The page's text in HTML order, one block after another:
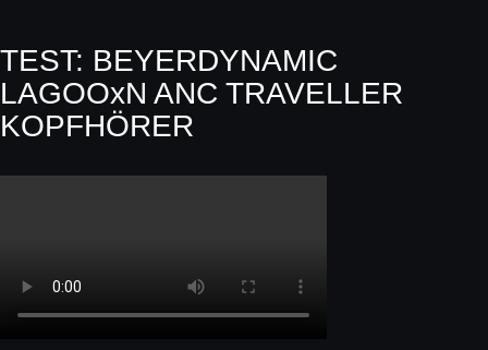
TEST: BEYERDYNAMIC
LAGOOxN ANC TRAVELLER
KOPFHÖRER